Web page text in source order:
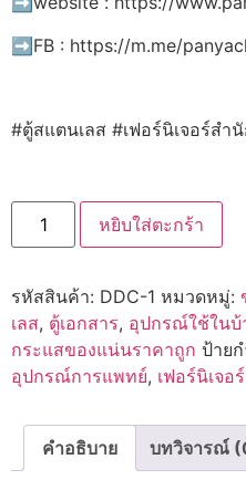
➡️FB : https://m.me/
#ตู้สแตนเลส #เฟอร์นิเจอร์ส
หยิบใส่ตะกร้า
รหัสสินค้า: DDC-1 หมวดหมู่:
เลส, ตู้เอกสาร, อุปกรณ์ใช้ในบ้
กระแสของแน่นราคาถูก ป้าย
อุปกรณ์การแพทย์, เฟอร์นิเจอ
คำอธิบาย บทวิจารณ์